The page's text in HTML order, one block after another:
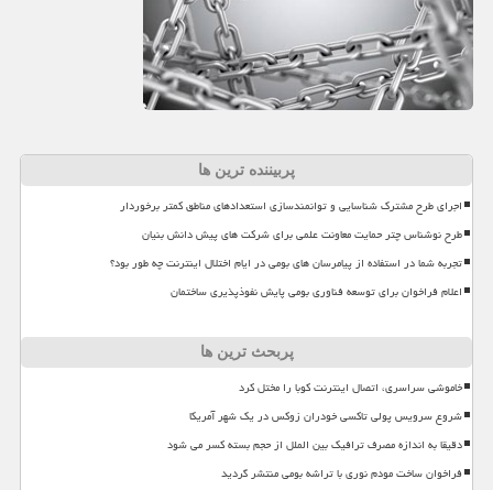
پربیننده ترین ها
اجرای طرح مشترک شناسایی و توانمندسازی استعدادهای مناطق کمتر برخوردار
طرح نوشناس چتر حمایت معاونت علمی برای شرکت های پیش دانش بنیان
تجربه شما در استفاده از پیامرسان های بومی در ایام اختلال اینترنت چه طور بود؟
اعلام فراخوان برای توسعه فناوری بومی پایش نفوذپذیری ساختمان
پربحث ترین ها
خاموشی سراسری، اتصال اینترنت کوبا را مختل کرد
شروع سرویس پولی تاکسی خودران زوکس در یک شهر آمریکا
دقیقا به اندازه مصرف ترافیک بین الملل از حجم بسته کسر می شود
فراخوان ساخت مودم نوری با تراشه بومی منتشر گردید